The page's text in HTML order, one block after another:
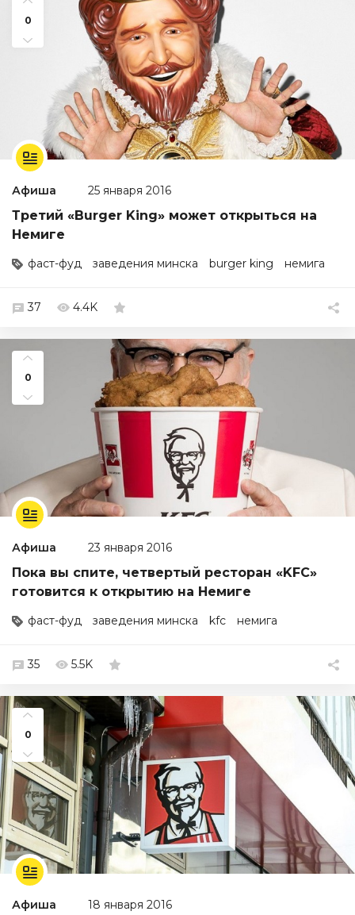
0
Афиша 25 января 2016
Третий «Burger King» может открыться на
Немиге
фаст-фуд заведения минска burger king немига
37 4.4K
0
Афиша 23 января 2016
Пока вы спите, четвертый ресторан «KFC»
готовится к открытию на Немиге
фаст-фуд заведения минска kfc немига
35 5.5K
0
Афиша 18 января 2016